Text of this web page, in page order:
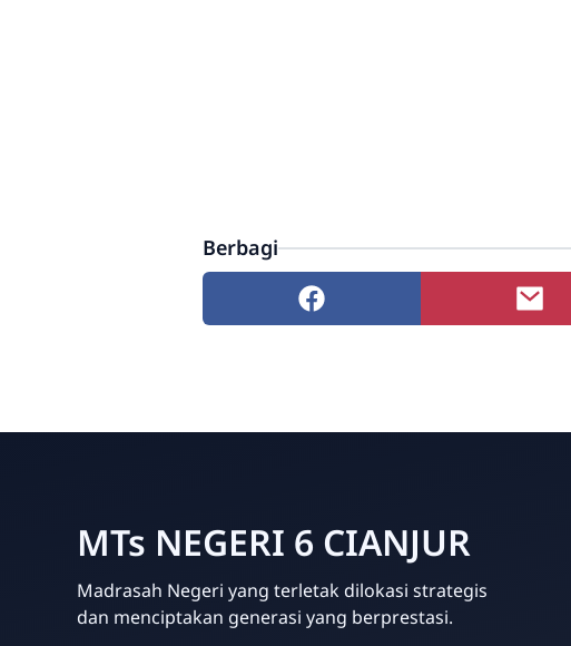
Berbagi
MTs NEGERI 6 CIANJUR
Madrasah Negeri yang terletak dilokasi strategis
dan menciptakan generasi yang berprestasi.